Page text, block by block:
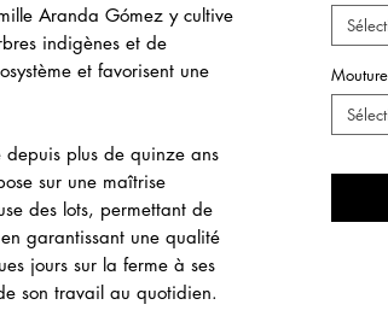
Aranda Gómez y cultive
indigènes et de
et favorisent une
depuis plus de quinze ans
sur une maîtrise
des lots, permettant de
garantissant une qualité
jours sur la ferme à ses
son travail au quotidien.
Mouture